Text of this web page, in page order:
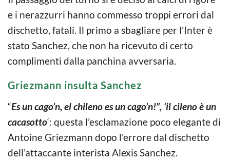
e i nerazzurri hanno commesso troppi errori dal
dischetto, fatali. Il primo a sbagliare per l’Inter è
stato Sanchez, che non ha ricevuto di certo
complimenti dalla panchina avversaria.
Griezmann insulta Sanchez
“Es un cago’n, el chileno es un cago’n!”, ‘il cileno è un
cacasotto‘: questa l’esclamazione poco elegante di
Antoine Griezmann dopo l’errore dal dischetto
dell’attaccante interista Alexis Sanchez.